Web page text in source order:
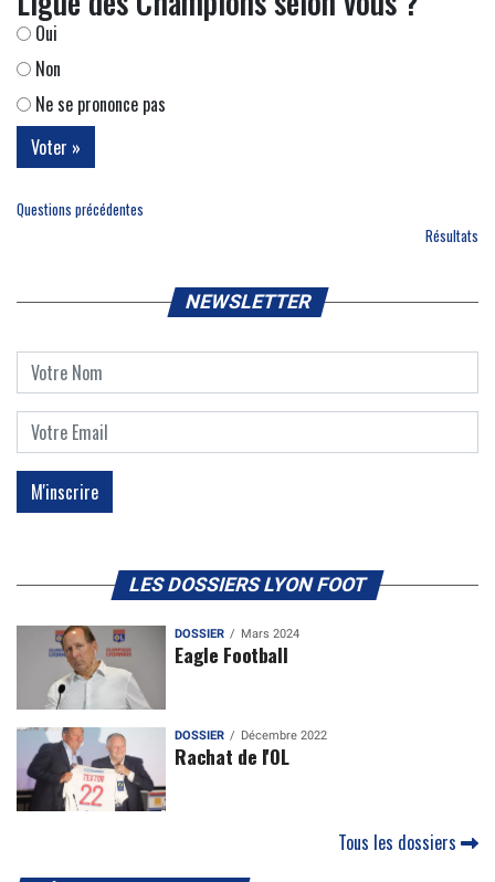
Oui
Non
Ne se prononce pas
Questions précédentes
Résultats
NEWSLETTER
LES DOSSIERS LYON FOOT
DOSSIER Mars 2024
Eagle Football
DOSSIER Décembre 2022
Rachat de l'OL
Tous les dossiers